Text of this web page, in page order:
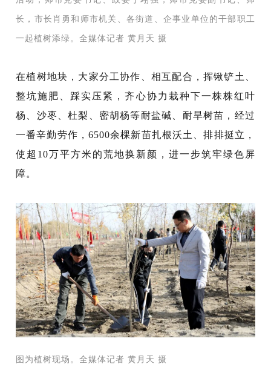
长，市长肖勇和师市机关、各街道、企事业单位的干部职工
一起植树添绿。全媒体记者 黄月天 摄
在植树地块，大家分工协作、相互配合，挥锹铲土、
整坑施肥、踩实压紧，齐心协力栽种下一株株红叶
杨、沙枣、杜梨、密胡杨等耐盐碱、耐旱树苗， 经过
一番辛勤劳作，6500余棵新苗扎根沃土、排排挺立，
使超10万平方米的荒地换新颜，进一步筑牢绿色屏
障。
图为植树现场。全媒体记者 黄月天 摄